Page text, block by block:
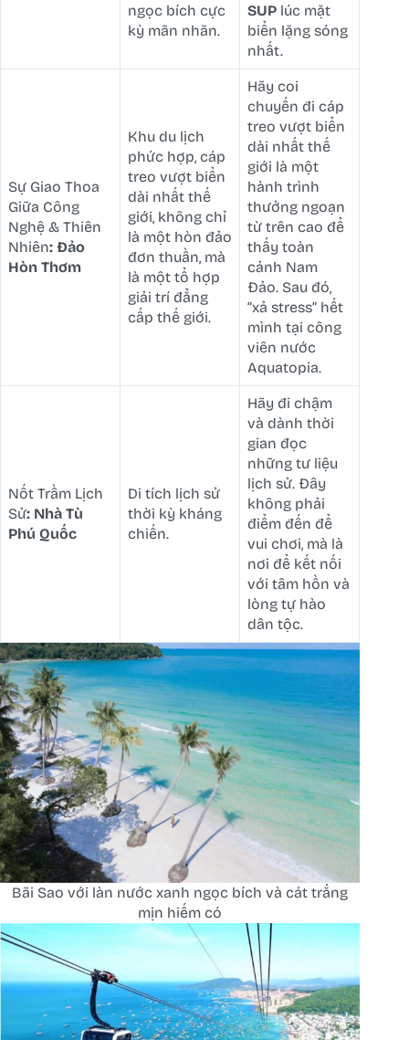
ngọc bích cực
kỳ mãn nhãn.
SUP lúc mặt
biển lặng sóng
nhất.
Sự Giao Thoa
Giữa Công
Nghệ & Thiên
Nhiên: Đảo
Hòn Thơm
Khu du lịch
phức hợp, cáp
treo vượt biển
dài nhất thế
giới, không chỉ
là một hòn đảo
đơn thuần, mà
là một tổ hợp
giải trí đẳng
cấp thế giới.
Hãy coi
chuyến đi cáp
treo vượt biển
dài nhất thế
giới là một
hành trình
thưởng ngoạn
từ trên cao để
thấy toàn
cảnh Nam
Đảo. Sau đó,
“xả stress” hết
mình tại công
viên nước
Aquatopia.
Nốt Trầm Lịch
Sử: Nhà Tù
Phú Quốc
Di tích lịch sử
thời kỳ kháng
chiến.
Hãy đi chậm
và dành thời
gian đọc
những tư liệu
lịch sử. Đây
không phải
điểm đến để
vui chơi, mà là
nơi để kết nối
với tâm hồn và
lòng tự hào
dân tộc.
Bãi Sao với làn nước xanh ngọc bích và cát trắng
mịn hiếm có